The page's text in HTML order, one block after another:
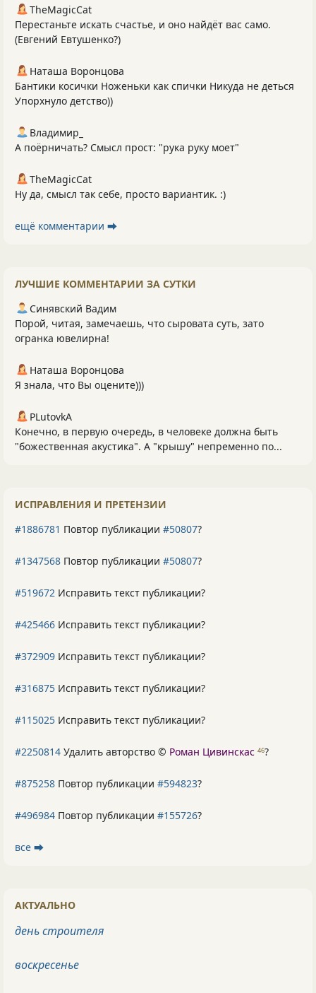
TheMagicCat
Перестаньте искать счастье, и оно найдёт вас само.
(Евгений Евтушенко?)
Наташа Воронцова
Бантики косички Ноженьки как спички Никуда не деться
Упорхнуло детство))
Владимир_
А поёрничать? Смысл прост: "рука руку моет"
TheMagicCat
Ну да, смысл так себе, просто вариантик. :)
ещё комментарии ⮕
ЛУЧШИЕ КОММЕНТАРИИ ЗА СУТКИ
Синявский Вадим
Порой, читая, замечаешь, что сыровата суть, зато
огранка ювелирна!
Наташа Воронцова
Я знала, что Вы оцените)))
PLutоvkА
Конечно, в первую очередь, в человеке должна быть
"божественная акустика". А "крышу" непременно по...
ИСПРАВЛЕНИЯ И ПРЕТЕНЗИИ
#1886781 Повтор публикации #50807?
#1347568 Повтор публикации #50807?
#519672 Исправить текст публикации?
#425466 Исправить текст публикации?
#372909 Исправить текст публикации?
#316875 Исправить текст публикации?
#115025 Исправить текст публикации?
#2250814 Удалить авторство © Роман Цивинскас 46?
#875258 Повтор публикации #594823?
#496984 Повтор публикации #155726?
все ⮕
АКТУАЛЬНО
день строителя
воскресенье